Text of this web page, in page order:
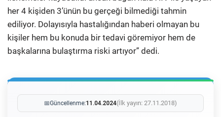
her 4 kişiden 3’ünün bu gerçeği bilmediği tahmin
ediliyor. Dolayısıyla hastalığından haberi olmayan bu
kişiler hem bu konuda bir tedavi göremiyor hem de
başkalarına bulaştırma riski artıyor” dedi.
📅Güncellenme:11.04.2024(İlk yayın: 27.11.2018)